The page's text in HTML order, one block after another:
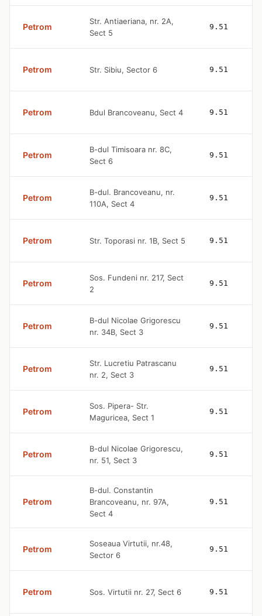
Petrom
Str. Antiaeriana, nr. 2A,
Sect 5
9.51
Petrom Str. Sibiu, Sector 6 9.51
Petrom Bdul Brancoveanu, Sect 4 9.51
Petrom
B-dul Timisoara nr. 8C,
Sect 6
9.51
Petrom
B-dul. Brancoveanu, nr.
110A, Sect 4
9.51
Petrom Str. Toporasi nr. 1B, Sect 5 9.51
Petrom
Sos. Fundeni nr. 217, Sect
2
9.51
Petrom
B-dul Nicolae Grigorescu
nr. 34B, Sect 3
9.51
Petrom
Str. Lucretiu Patrascanu
nr. 2, Sect 3
9.51
Petrom
Sos. Pipera- Str.
Maguricea, Sect 1
9.51
Petrom
B-dul Nicolae Grigorescu,
nr. 51, Sect 3
9.51
Petrom
B-dul. Constantin
Brancoveanu, nr. 97A,
Sect 4
9.51
Petrom
Soseaua Virtutii, nr.48,
Sector 6
9.51
Petrom Sos. Virtutii nr. 27, Sect 6 9.51